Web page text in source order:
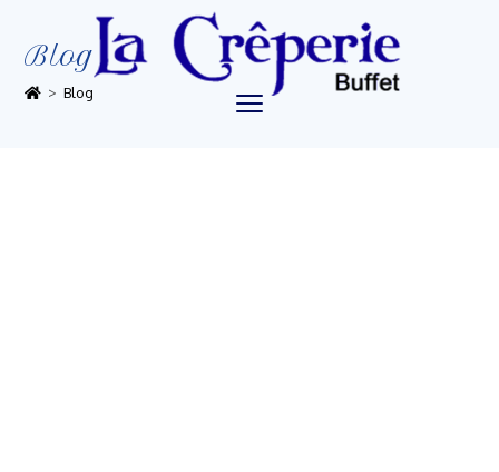
Blog
> Blog